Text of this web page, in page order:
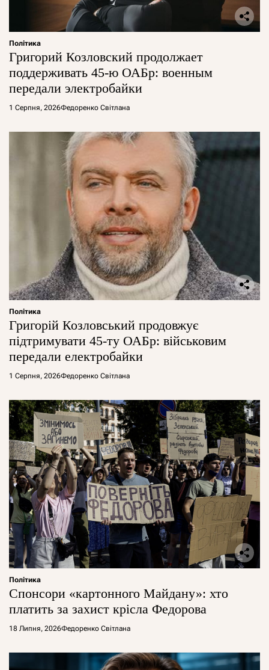
Політика
Григорий Козловский продолжает
поддерживать 45-ю ОАБр: военным
передали электробайки
1 Серпня, 2026Федоренко Світлана
Політика
Григорій Козловський продовжує
підтримувати 45-ту ОАБр: військовим
передали електробайки
1 Серпня, 2026Федоренко Світлана
Політика
Спонсори «картонного Майдану»: хто
платить за захист крісла Федорова
18 Липня, 2026Федоренко Світлана